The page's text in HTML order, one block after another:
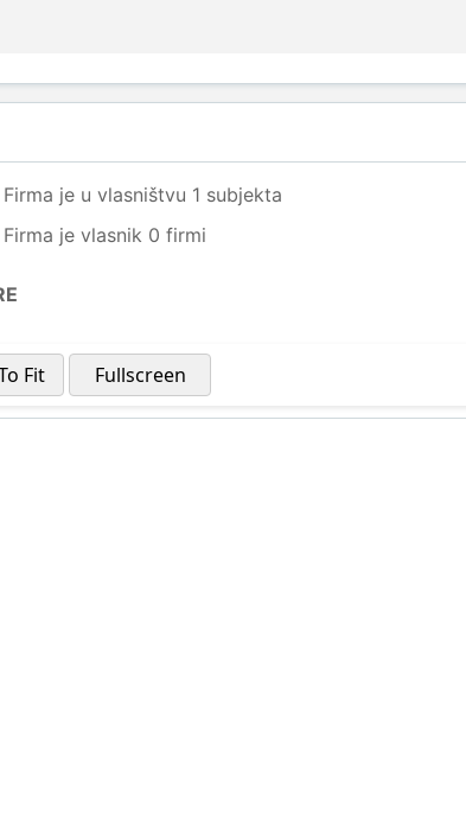
Firma je u vlasništvu 1 subjekta
Firma je vlasnik 0 firmi
Fit Fullscreen